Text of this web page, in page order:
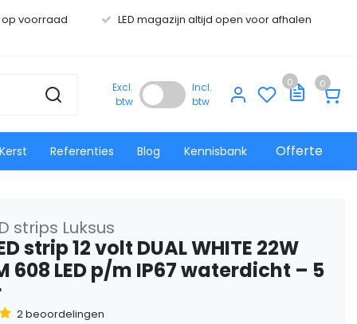
op voorraad LED magazijn altijd open voor afhalen
Excl.
btw
Incl.
btw
0 0
Kerst Referenties Blog Kennisbank Offerte
strips Luksus
strip 12 volt DUAL WHITE 22W
608 LED p/m IP67 waterdicht – 5
2 beoordelingen